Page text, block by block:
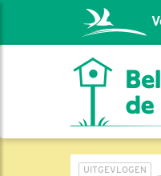
UITGEVLOGEN